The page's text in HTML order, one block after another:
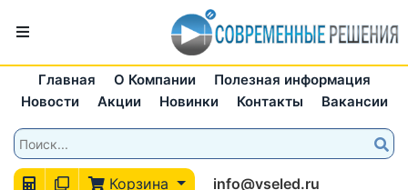
Главная О Компании
Полезная информация
Новости
Акции Новинки Контакты Вакансии
Корзина
info@vseled.ru